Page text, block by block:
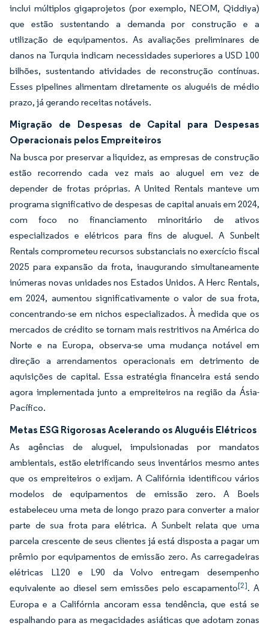
inclui múltiplos gigaprojetos (por exemplo, NEOM, Qiddiya)
que estão sustentando a demanda por construção e a
utilização de equipamentos. As avaliações preliminares de
danos na Turquia indicam necessidades superiores a USD 100
bilhões, sustentando atividades de reconstrução contínuas.
Esses pipelines alimentam diretamente os aluguéis de médio
prazo, já gerando receitas notáveis.
Migração de Despesas de Capital para Despesas
Operacionais pelos Empreiteiros
Na busca por preservar a liquidez, as empresas de construção
estão recorrendo cada vez mais ao aluguel em vez de
depender de frotas próprias. A United Rentals manteve um
programa significativo de despesas de capital anuais em 2024,
com foco no financiamento minoritário de ativos
especializados e elétricos para fins de aluguel. A Sunbelt
Rentals comprometeu recursos substanciais no exercício fiscal
2025 para expansão da frota, inaugurando simultaneamente
inúmeras novas unidades nos Estados Unidos. A Herc Rentals,
em 2024, aumentou significativamente o valor de sua frota,
concentrando-se em nichos especializados. À medida que os
mercados de crédito se tornam mais restritivos na América do
Norte e na Europa, observa-se uma mudança notável em
direção a arrendamentos operacionais em detrimento de
aquisições de capital. Essa estratégia financeira está sendo
agora implementada junto a empreiteiros na região da Ásia-
Pacífico.
Metas ESG Rigorosas Acelerando os Aluguéis Elétricos
As agências de aluguel, impulsionadas por mandatos
ambientais, estão eletrificando seus inventários mesmo antes
que os empreiteiros o exijam. A Califórnia identificou vários
modelos de equipamentos de emissão zero. A Boels
estabeleceu uma meta de longo prazo para converter a maior
parte de sua frota para elétrica. A Sunbelt relata que uma
parcela crescente de seus clientes já está disposta a pagar um
prêmio por equipamentos de emissão zero. As carregadeiras
elétricas L120 e L90 da Volvo entregam desempenho
equivalente ao diesel sem emissões pelo escapamento[2]. A
Europa e a Califórnia ancoram essa tendência, que está se
espalhando para as megacidades asiáticas que adotam zonas